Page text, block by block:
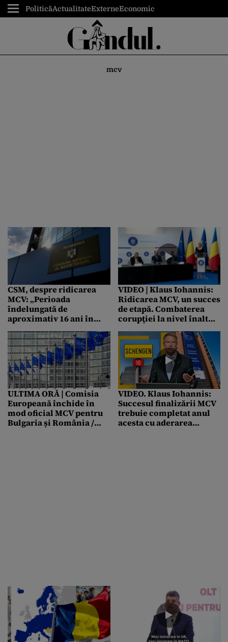
PoliticăActualitateExterneEconomic
mcv
CSM, despre ridicarea
MCV: „Perioada
îndelungată de
aproximativ 16 ani în
nu a fost pe deplin
justificată”
VIDEO | Klaus Iohannis:
Ridicarea MCV, un succes
de etapă. Combaterea
corupţiei la nivel înalt
preocupare constantă
ULTIMA ORĂ | Comisia
Europeană închide în
mod oficial MCV pentru
Bulgaria și România /
VIDEO. Klaus Iohannis:
Succesul finalizării MCV
trebuie completat anul
acesta cu aderarea